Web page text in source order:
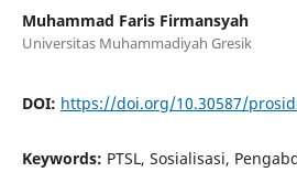
Muhammad Faris Firmansyah
Universitas Muhammadiyah Gresik
DOI: https://doi.org/10.30587/
Keywords: PTSL, Sosialisasi,